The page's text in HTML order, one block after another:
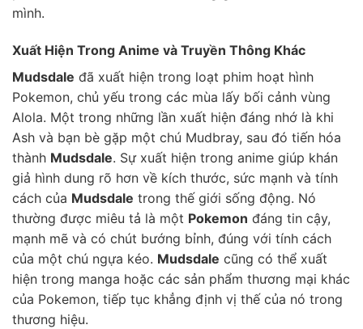
mình.
Xuất Hiện Trong Anime và Truyền Thông Khác
Mudsdale đã xuất hiện trong loạt phim hoạt hình
Pokemon, chủ yếu trong các mùa lấy bối cảnh vùng
Alola. Một trong những lần xuất hiện đáng nhớ là khi
Ash và bạn bè gặp một chú Mudbray, sau đó tiến hóa
thành Mudsdale. Sự xuất hiện trong anime giúp khán
giả hình dung rõ hơn về kích thước, sức mạnh và tính
cách của Mudsdale trong thế giới sống động. Nó
thường được miêu tả là một Pokemon đáng tin cậy,
mạnh mẽ và có chút bướng bỉnh, đúng với tính cách
của một chú ngựa kéo. Mudsdale cũng có thể xuất
hiện trong manga hoặc các sản phẩm thương mại khác
của Pokemon, tiếp tục khẳng định vị thế của nó trong
thương hiệu.